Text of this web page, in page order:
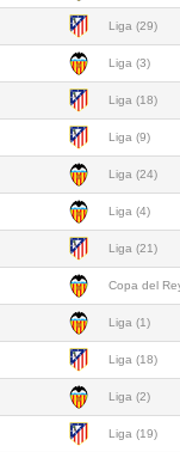
Liga (29)
Liga (3)
Liga (18)
Liga (9)
Liga (24)
Liga (4)
Liga (21)
Copa del
Liga (1)
Liga (18)
Liga (2)
Liga (19)